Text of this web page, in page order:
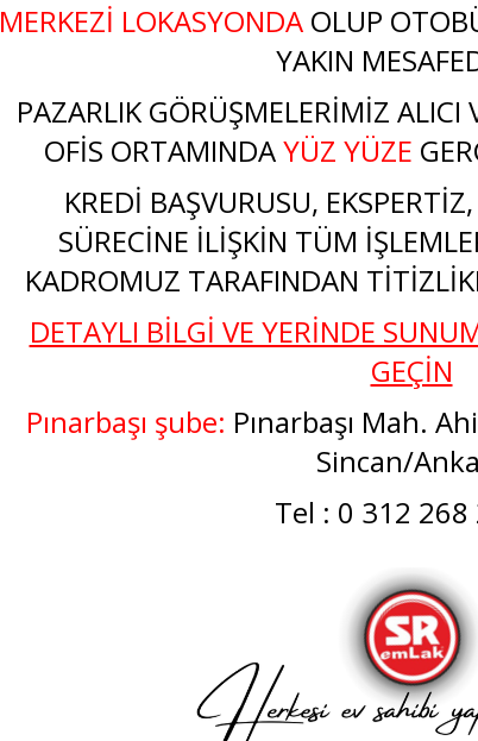
MERKEZİ LOKASYONDAOLUP
YAKIN
PAZARLIK GÖRÜŞMELERİMİZ
OFİS ORTAMINDAYÜZ YÜZE
KREDİ BAŞVURUSU,
SÜRECİNE İLİŞKİN TÜM
KADROMUZ TARAFINDAN
DETAYLI BİLGİ VE YERİNDE
GEÇİN
Pınarbaşı şube: Pınarbaşı Mah.
Sincan/
Tel : 0 312 268